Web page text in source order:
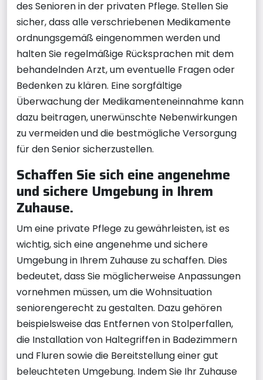
des Senioren in der privaten Pflege. Stellen Sie
sicher, dass alle verschriebenen Medikamente
ordnungsgemäß eingenommen werden und
halten Sie regelmäßige Rücksprachen mit dem
behandelnden Arzt, um eventuelle Fragen oder
Bedenken zu klären. Eine sorgfältige
Überwachung der Medikamenteneinnahme kann
dazu beitragen, unerwünschte Nebenwirkungen
zu vermeiden und die bestmögliche Versorgung
für den Senior sicherzustellen.
Schaffen Sie sich eine angenehme
und sichere Umgebung in Ihrem
Zuhause.
Um eine private Pflege zu gewährleisten, ist es
wichtig, sich eine angenehme und sichere
Umgebung in Ihrem Zuhause zu schaffen. Dies
bedeutet, dass Sie möglicherweise Anpassungen
vornehmen müssen, um die Wohnsituation
seniorengerecht zu gestalten. Dazu gehören
beispielsweise das Entfernen von Stolperfallen,
die Installation von Haltegriffen in Badezimmern
und Fluren sowie die Bereitstellung einer gut
beleuchteten Umgebung. Indem Sie Ihr Zuhause